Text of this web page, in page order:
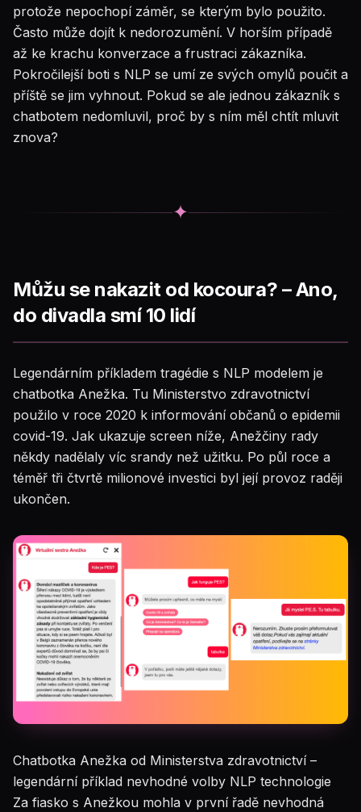
protože nepochopí záměr, se kterým bylo použito.
Často může dojít k nedorozumění. V horším případě
až ke krachu konverzace a frustraci zákazníka.
Pokročilejší boti s NLP se umí ze svých omylů poučit a
příště se jim vyhnout. Pokud se ale jednou zákazník s
chatbotem nedomluvil, proč by s ním měl chtít mluvit
znova?
✦
Můžu se nakazit od kocoura? – Ano,
do divadla smí 10 lidí
Legendárním příkladem tragédie s NLP modelem je
chatbotka Anežka. Tu Ministerstvo zdravotnictví
použilo v roce 2020 k informování občanů o epidemii
covid-19. Jak ukazuje screen níže, Anežčiny rady
někdy nadělaly víc srandy než užitku. Po půl roce a
téměř tři čtvrtě milionové investici byl její provoz raději
ukončen.
Chatbotka Anežka od Ministerstva zdravotnictví –
legendární příklad nevhodné volby NLP technologie
Za fiasko s Anežkou mohla v první řadě nevhodná